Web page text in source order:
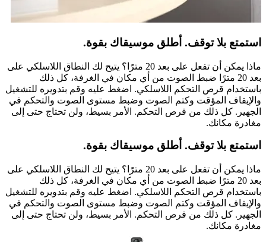
استمتع بلا توقف. أطلق موسيقاك بقوة.
ماذا يمكن أن تفعل على بعد 20 مترًا؟ يتيح لك النطاق اللاسلكي على
بعد 20 مترًا ضبط الصوت من أي مكان في الغرفة، كل ذلك
باستخدام قرص التحكم اللاسلكي. اضغط عليه وقم بتدويره للتشغيل
والإيقاف المؤقت وكتم الصوت وضبط مستوى الصوت والتحكم في
الجهير. كل ذلك من قرص التحكم. الأمر بسيط، ولن تحتاج حتى إلى
مغادرة مكانك.
استمتع بلا توقف. أطلق موسيقاك بقوة.
ماذا يمكن أن تفعل على بعد 20 مترًا؟ يتيح لك النطاق اللاسلكي على
بعد 20 مترًا ضبط الصوت من أي مكان في الغرفة، كل ذلك
باستخدام قرص التحكم اللاسلكي. اضغط عليه وقم بتدويره للتشغيل
والإيقاف المؤقت وكتم الصوت وضبط مستوى الصوت والتحكم في
الجهير. كل ذلك من قرص التحكم. الأمر بسيط، ولن تحتاج حتى إلى
مغادرة مكانك.